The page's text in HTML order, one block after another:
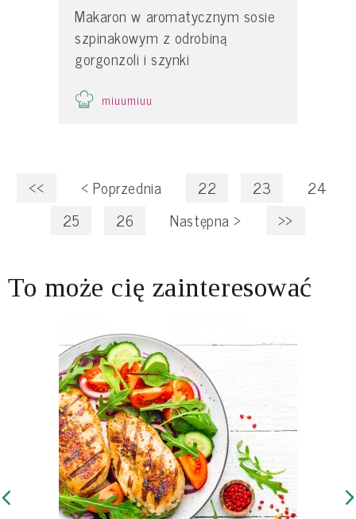
Makaron w aromatycznym sosie
szpinakowym z odrobiną
gorgonzoli i szynki
miuumiuu
<< < Poprzednia 22 23
24
25
26 Następna> >>
To może cię zainteresować